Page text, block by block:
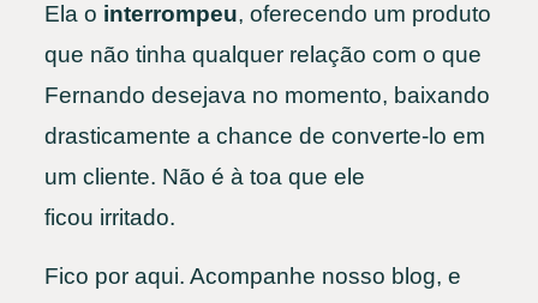
Ela o interrompeu, oferecendo um produto
que não tinha qualquer relação com o que
Fernando desejava no momento, baixando
drasticamente a chance de converte-lo em
um cliente. Não é à toa que ele
ficou irritado.
Fico por aqui. Acompanhe nosso blog, e